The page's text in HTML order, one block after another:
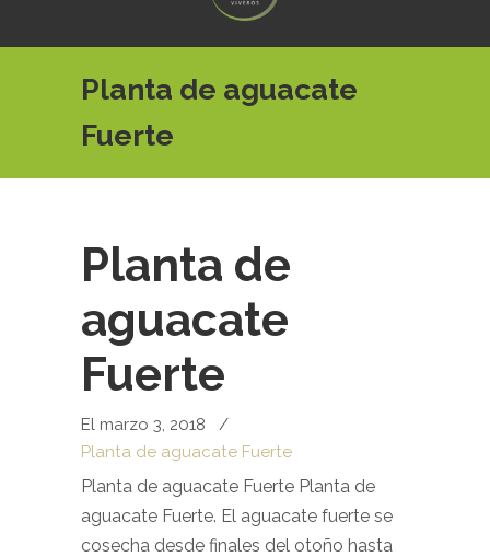
Planta de aguacate
Fuerte
Planta de
aguacate
Fuerte
El marzo 3, 2018
/
Planta de aguacate Fuerte
Planta de aguacate Fuerte Planta de
aguacate Fuerte. El aguacate fuerte se
cosecha desde finales del otoño hasta